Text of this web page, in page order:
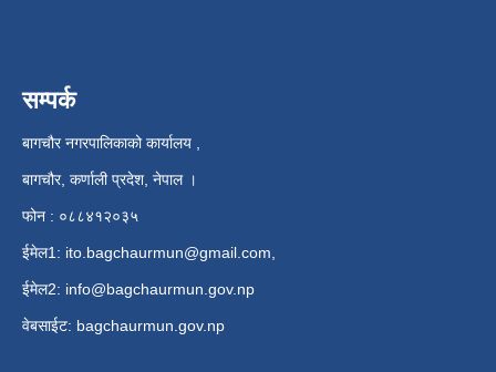
सम्पर्क
बागचौर नगरपालिकाको कार्यालय ,
बागचौर, कर्णाली प्रदेश, नेपाल ।
फोन : ०८८४१२०३५
ईमेल1: ito.bagchaurmun@gmail.com,
ईमेल2: info@bagchaurmun.gov.np
वे‍बसाईट: bagchaurmun.gov.np